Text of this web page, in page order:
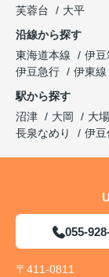
芙蓉台
大平
沿線から探す
東海道本線
伊豆
伊豆急行
伊東線
駅から探す
沼津
大岡 大場
長泉なめり
伊豆
055-
〒411-0811